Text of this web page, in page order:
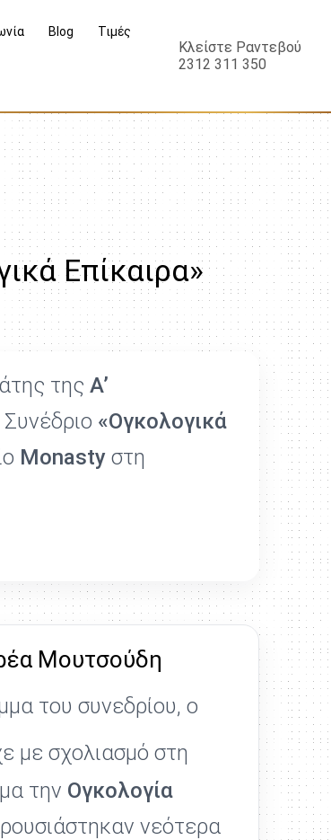
Blog Τιμές
Κλείστε Ραντεβού
2312 311 350
Επίκαιρα»
της Α’
«Ογκολογικά
Monasty στη
Μουτσούδη
του συνεδρίου, ο
με σχολιασμό στη
την Ογκολογία
νεότερα